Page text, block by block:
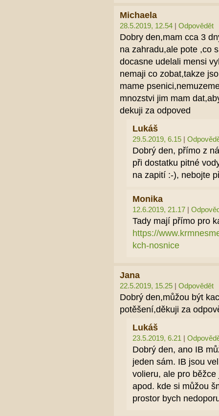
Michaela
28.5.2019, 12.54 Odpovědět
Dobry den,mam cca 3
na zahradu,ale pote ,co
docasne udelali mensi
nemaji co zobat,takze
mame
mnozstvi jim mam
dekuji za odpoved
Lukáš
29.5.2019, 6.15
Dobrý den, přímo z
při dostatku pitné
na zapití :-), nebojte
Monika
12.6.2019, 21.17
Tady mají přímo pro
https://
kch-nosnice
Jana
22.5.2019, 15.25 Odpovědět
Dobrý den,můžou být
potěšení,děkuji za
Lukáš
23.5.2019, 6.21
Dobrý den, ano IB
jeden sám. IB jsou
volieru, ale pro
apod. kde si můžou
prostor bych